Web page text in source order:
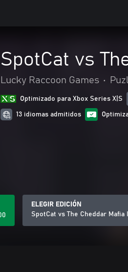
SpotCat vs
Lucky Raccoon Games •
Optimizado para Xbox Series X|S
13 idiomas admitidos
ELEGIR EDICIÓN
SpotCat vs The Cheddar Mafia